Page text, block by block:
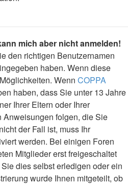
mich aber nicht anmelden!
den richtigen Benutzernamen
haben. Wenn diese
Wenn COPPA
haben, dass Sie unter 13 Jahre
Ihrer Eltern oder Ihrer
folgen, die Sie
der Fall ist, muss Ihr
werden. Bei einigen Foren
Mitglieder erst freigeschaltet
dies selbst erledigen oder ein
wurde Ihnen mitgeteilt, ob